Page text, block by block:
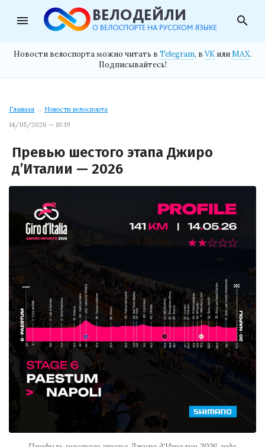
menu search
Новости велоспорта можно читать в Telegram, в VK илиMAX.
Подписывайтесь!
Главная → Новости велоспорта
14/05/2026 — 10:19
Превью шестого этапа Джиро
д’Италии — 2026